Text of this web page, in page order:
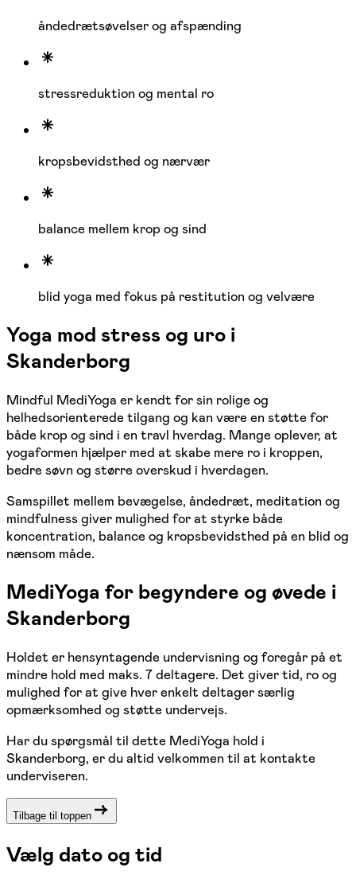
åndedrætsøvelser og afspænding
stressreduktion og mental ro
kropsbevidsthed og nærvær
balance mellem krop og sind
blid yoga med fokus på restitution og velvære
Yoga mod stress og uro i
Skanderborg
Mindful MediYoga er kendt for sin rolige og
helhedsorienterede tilgang og kan være en støtte for
både krop og sind i en travl hverdag. Mange oplever, at
yogaformen hjælper med at skabe mere ro i kroppen,
bedre søvn og større overskud i hverdagen.
Samspillet mellem bevægelse, åndedræt, meditation og
mindfulness giver mulighed for at styrke både
koncentration, balance og kropsbevidsthed på en blid og
nænsom måde.
MediYoga for begyndere og øvede i
Skanderborg
Holdet er hensyntagende undervisning og foregår på et
mindre hold med maks. 7 deltagere. Det giver tid, ro og
mulighed for at give hver enkelt deltager særlig
opmærksomhed og støtte undervejs.
Har du spørgsmål til dette MediYoga hold i
Skanderborg, er du altid velkommen til at kontakte
underviseren.
Tilbage til toppen
Vælg dato og tid